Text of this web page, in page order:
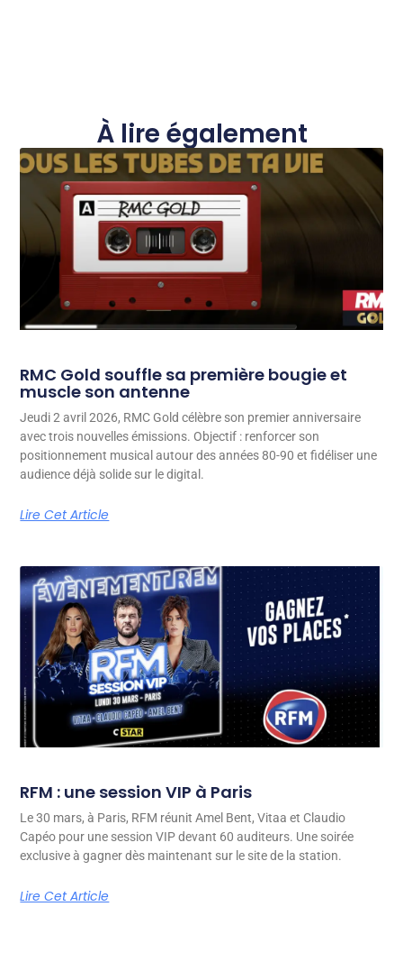
À lire également
RMC Gold souffle sa première bougie et
muscle son antenne
Jeudi 2 avril 2026, RMC Gold célèbre son premier anniversaire
avec trois nouvelles émissions. Objectif : renforcer son
positionnement musical autour des années 80-90 et fidéliser une
audience déjà solide sur le digital.
Lire Cet Article
RFM : une session VIP à Paris
Le 30 mars, à Paris, RFM réunit Amel Bent, Vitaa et Claudio
Capéo pour une session VIP devant 60 auditeurs. Une soirée
exclusive à gagner dès maintenant sur le site de la station.
Lire Cet Article